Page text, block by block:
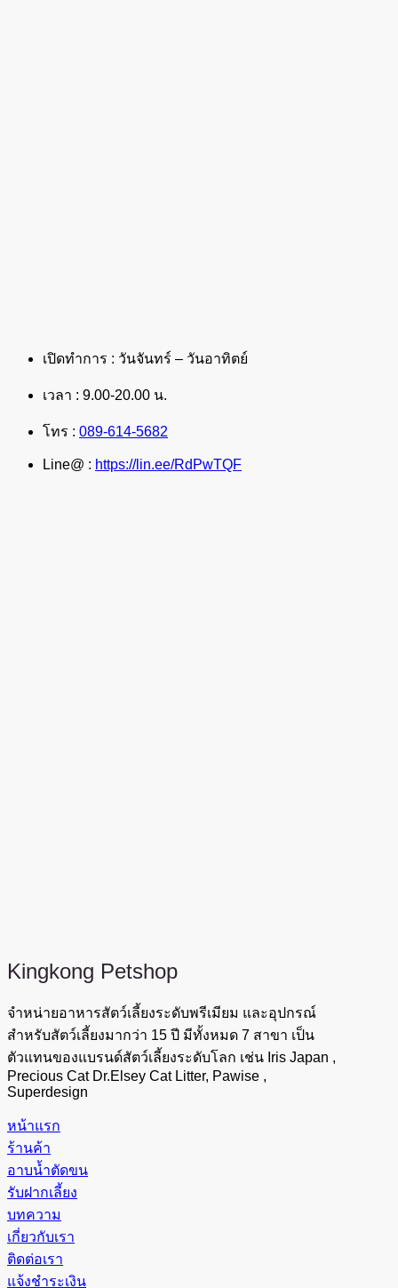
เปิดทำการ : วันจันทร์ – วันอาทิตย์
เวลา : 9.00-20.00 น.
โทร : 089-614-5682
Line@ : https://lin.ee/RdPwTQF
Kingkong Petshop
จำหน่ายอาหารสัตว์เลี้ยงระดับพรีเมียม และอุปกรณ์
สำหรับสัตว์เลี้ยงมากว่า 15 ปี มีทั้งหมด 7 สาขา เป็น
ตัวแทนของแบรนด์สัตว์เลี้ยงระดับโลก เช่น Iris Japan ,
Precious Cat Dr.Elsey Cat Litter, Pawise ,
Superdesign
หน้าแรก
ร้านค้า
อาบน้ำตัดขน
รับฝากเลี้ยง
บทความ
เกี่ยวกับเรา
ติดต่อเรา
แจ้งชำระเงิน